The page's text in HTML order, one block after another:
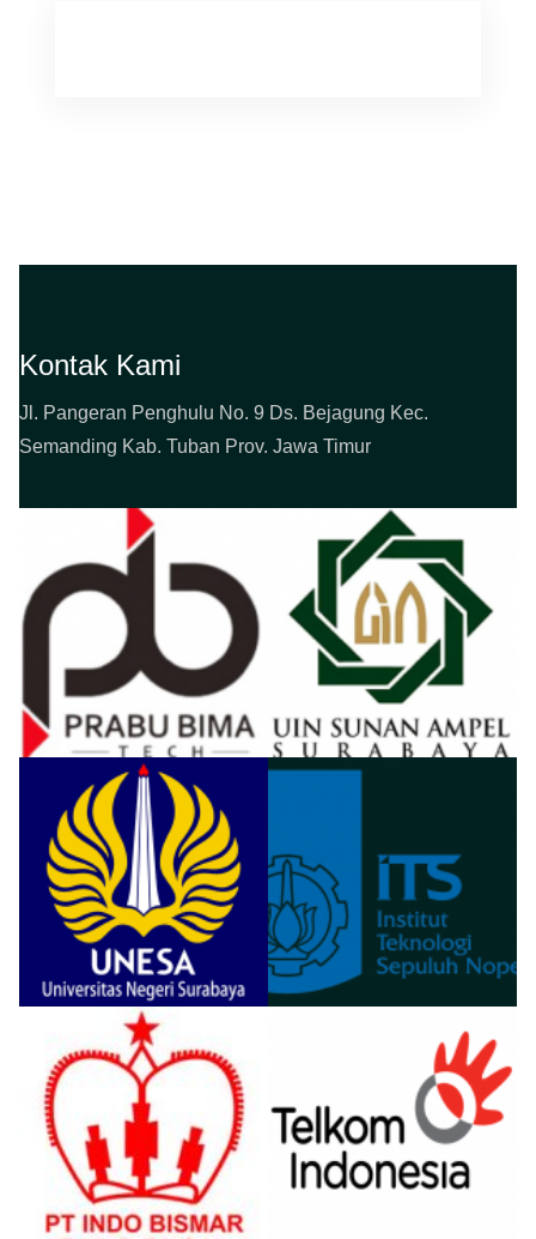
Kontak Kami
Jl. Pangeran Penghulu No. 9 Ds. Bejagung Kec.
Semanding Kab. Tuban Prov. Jawa Timur